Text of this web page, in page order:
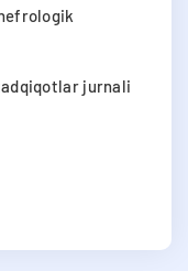
jurnali